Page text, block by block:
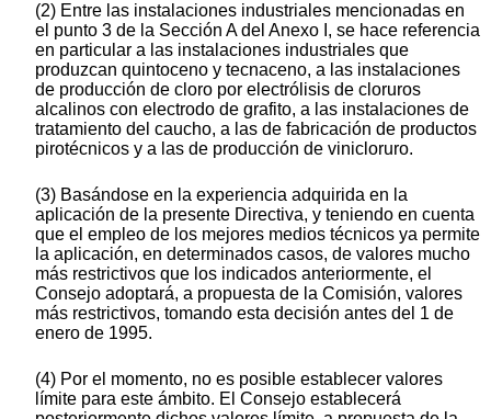
(2) Entre las instalaciones industriales mencionadas en
el punto 3 de la Sección A del Anexo I, se hace referencia
en particular a las instalaciones industriales que
produzcan quintoceno y tecnaceno, a las instalaciones
de producción de cloro por electrólisis de cloruros
alcalinos con electrodo de grafito, a las instalaciones de
tratamiento del caucho, a las de fabricación de productos
pirotécnicos y a las de producción de vinicloruro.
(3) Basándose en la experiencia adquirida en la
aplicación de la presente Directiva, y teniendo en cuenta
que el empleo de los mejores medios técnicos ya permite
la aplicación, en determinados casos, de valores mucho
más restrictivos que los indicados anteriormente, el
Consejo adoptará, a propuesta de la Comisión, valores
más restrictivos, tomando esta decisión antes del 1 de
enero de 1995.
(4) Por el momento, no es posible establecer valores
límite para este ámbito. El Consejo establecerá